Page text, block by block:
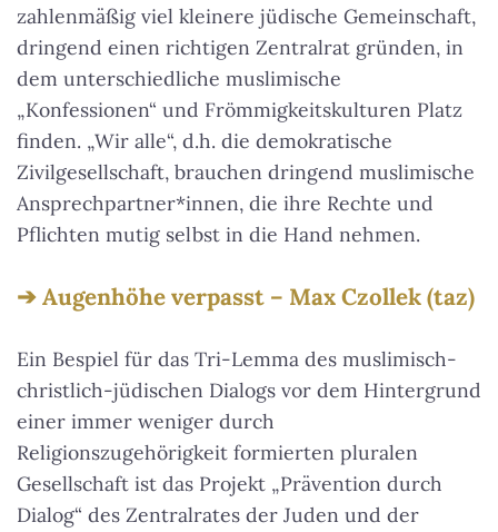
zahlenmäßig viel kleinere jüdische Gemeinschaft,
dringend einen richtigen Zentralrat gründen, in
dem unterschiedliche muslimische
„Konfessionen“ und Frömmigkeitskulturen Platz
finden. „Wir alle“, d.h. die demokratische
Zivilgesellschaft, brauchen dringend muslimische
Ansprechpartner*innen, die ihre Rechte und
Pflichten mutig selbst in die Hand nehmen.
Augenhöhe verpasst – Max Czollek (taz)
Ein Bespiel für das Tri-Lemma des muslimisch-
christlich-jüdischen Dialogs vor dem Hintergrund
einer immer weniger durch
Religionszugehörigkeit formierten pluralen
Gesellschaft ist das Projekt „Prävention durch
Dialog“ des Zentralrates der Juden und der